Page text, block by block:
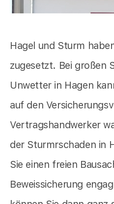
Hagel und Sturm
zugesetzt. Bei großen
Unwetter in Hagen
auf den
Vertragshandwerker
der Sturmrschaden in
Sie einen freien
Beweissicherung